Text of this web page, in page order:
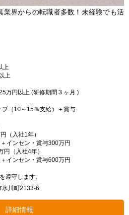
業界からの転職者多数！未経験でも活
上
上
万円以上 (研修期間 3 ヶ月 )
ブ（10～15％支給）＋賞与
（入社1年）
インセン・賞与300万円
円（入社4年）
インセン・賞与600万円
遵守します。
氷川町2133-6
詳細情報